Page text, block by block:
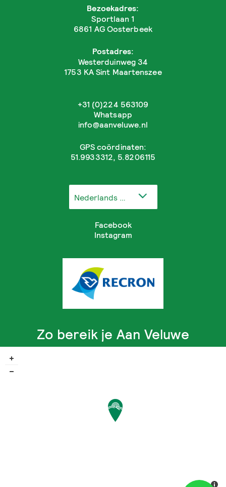
Bezoekadres:
Sportlaan 1
6861 AG Oosterbeek
Postadres:
Westerduinweg 34
1753 KA Sint Maartenszee
+31 (0)224 563109
Whatsapp
info@aanveluwe.nl
GPS coördinaten:
51.9933312, 5.8206115
Nederlands
Facebook
Instagram
Zo bereik je Aan Veluwe